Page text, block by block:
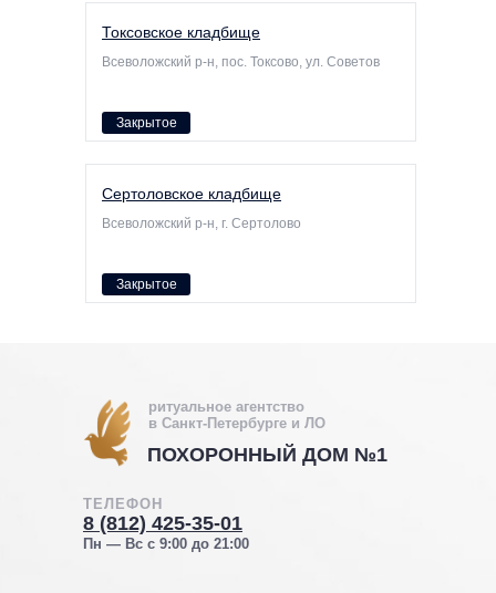
Закрытое
Всеволожский р-н, пос. Токсово, ул. Советов
Токсовское кладбище
Закрытое
Всеволожский р-н, г. Сертолово
Сертоловское кладбище
ПОХОРОННЫЙ ДОМ №1
ТЕЛЕФОН
8 (812) 425-35-01
Пн — Вс с 9:00 до 21:00
ритуальное агентство
в Санкт-Петербурге и ЛО